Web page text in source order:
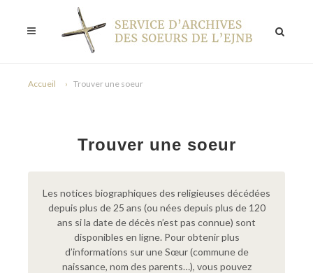
Accueil Trouver une soeur
Trouver une soeur
Les notices biographiques des religieuses décédées
depuis plus de 25 ans (ou nées depuis plus de 120
ans si la date de décès n’est pas connue) sont
disponibles en ligne. Pour obtenir plus
d’informations sur une Sœur (commune de
naissance, nom des parents…), vous pouvez